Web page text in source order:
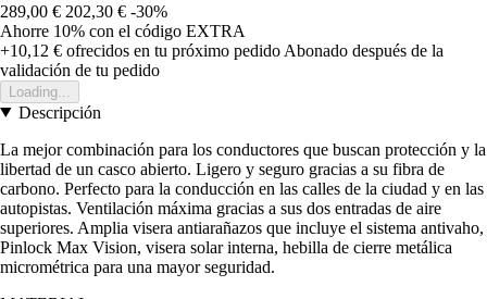
289,00 € 202,30 € -30%
Ahorre 10% con el código EXTRA
+10,12 € ofrecidos en tu próximo pedido Abonado después de la
validación de tu pedido
Loading...
Descripción
La mejor combinación para los conductores que buscan protección y la
libertad de un casco abierto. Ligero y seguro gracias a su fibra de
carbono. Perfecto para la conducción en las calles de la ciudad y en las
autopistas. Ventilación máxima gracias a sus dos entradas de aire
superiores. Amplia visera antiarañazos que incluye el sistema antivaho,
Pinlock Max Vision, visera solar interna, hebilla de cierre metálica
micrométrica para una mayor seguridad.